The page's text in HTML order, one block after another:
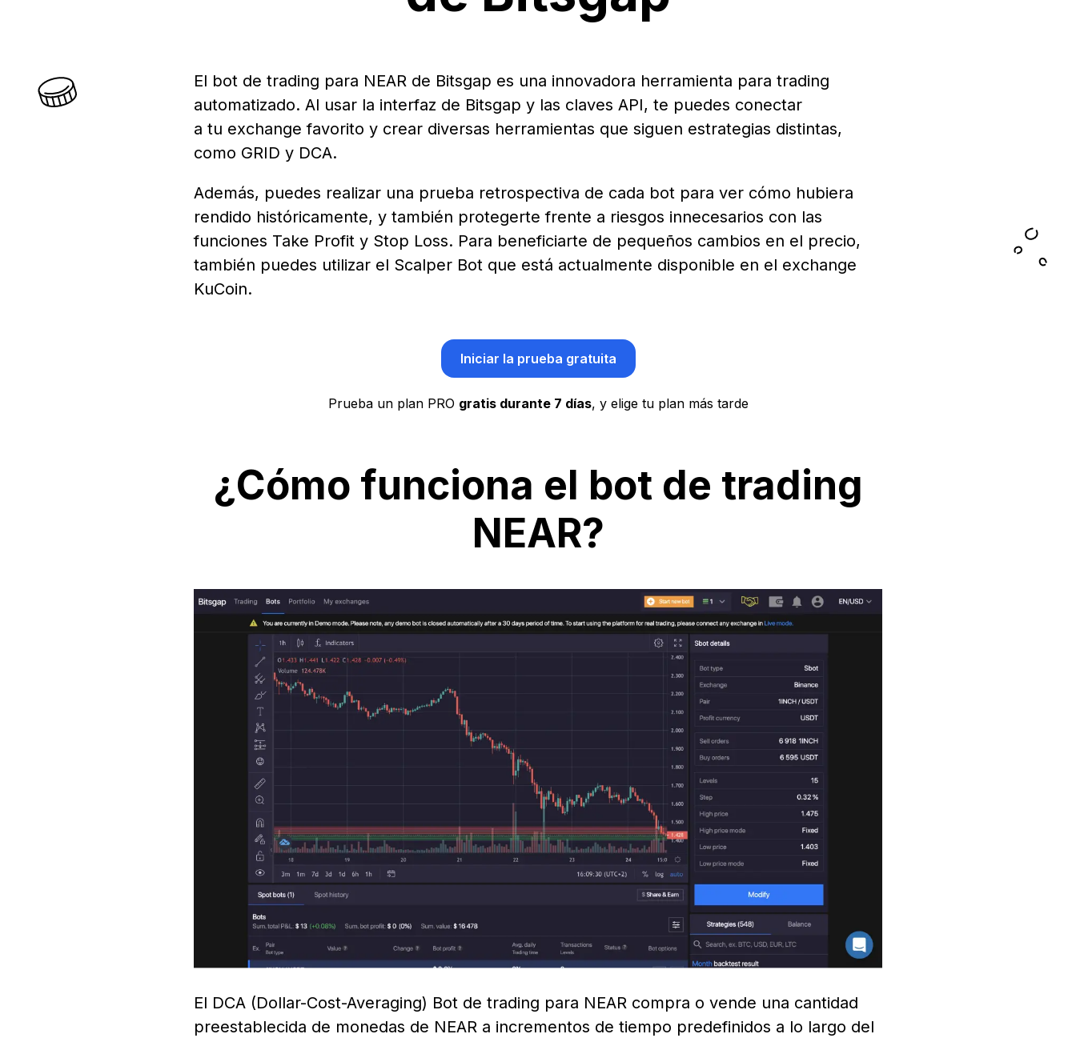
El bot de trading para NEAR de Bitsgap es una innovadora herramienta para trading
automatizado. Al usar la interfaz de Bitsgap y las claves API, te puedes conectar
a tu exchange favorito y crear diversas herramientas que siguen estrategias distintas,
como GRID y DCA.
Además, puedes realizar una prueba retrospectiva de cada bot para ver cómo hubiera
rendido históricamente, y también protegerte frente a riesgos innecesarios con las
funciones Take Profit y Stop Loss. Para beneficiarte de pequeños cambios en el precio,
también puedes utilizar el Scalper Bot que está actualmente disponible en el exchange
KuCoin.
Iniciar la prueba gratuita
Prueba un plan PRO gratis durante 7 días, y elige tu plan más tarde
¿Cómo funciona el bot de trading
NEAR?
El DCA (Dollar-Cost-Averaging) Bot de trading para NEAR compra o vende una cantidad
preestablecida de monedas de NEAR a incrementos de tiempo predefinidos a lo largo del